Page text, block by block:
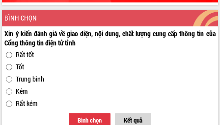
BÌNH CHỌN
Xin ý kiến đánh giá về giao diện, nội dung, chất lượng cung cấp thông tin của
Cổng thông tin điện tử tỉnh
Rất tốt
Tốt
Trung bình
Kém
Rất kém
Bình chọn Kết quả